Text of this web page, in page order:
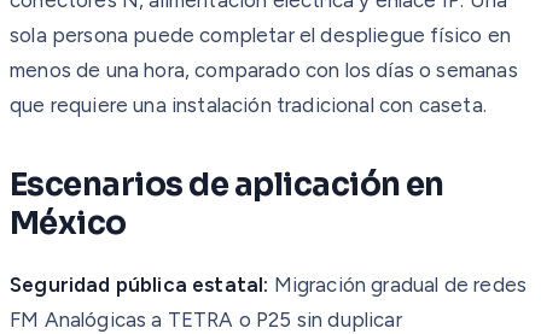
sola persona puede completar el despliegue físico en
menos de una hora, comparado con los días o semanas
que requiere una instalación tradicional con caseta.
Escenarios de aplicación en
México
Seguridad pública estatal: Migración gradual de redes
FM Analógicas a TETRA o P25 sin duplicar